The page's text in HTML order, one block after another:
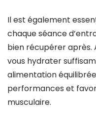
Il est également
chaque séance
bien récupérer après.
vous hydrater
alimentation
performances et
musculaire.